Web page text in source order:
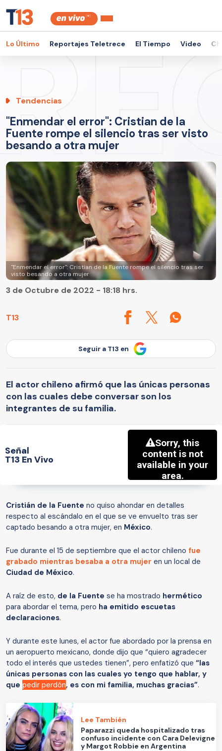
Lo Último Reportajes Teletrece El Tiempo Video
Tendencias
"Enmendar el error": Cristian de la
Fuente rompe el silencio tras ser visto
besando a otra mujer
"Enmendar el error": Cristian de la Fuente rompe el silencio tras ser
visto besando a otra mujer
T13
3 de Octubre de 2022 - 18:18 hrs.
Seguir a T13 en
El actor chileno afirmó que las únicas personas
con las cuales debe conversar son los
integrantes de su familia.
Señal
T13 En Vivo
Cristián de la Fuente no quiso ahondar en detalles
respecto al escándalo en el que se ve envuelto tras ser
captado besando a otra mujer, en México.
Fue durante el 15 de septiembre que el actor chileno fue
grabado mientras besaba a otra mujer en un local de
Ciudad de México.
A raíz de esto, de la Fuente se ha mostrado hermético
para abordar el tema, pero ha emitido escuetas
declaraciones.
Y durante este lunes, el actor fue abordado por la prensa en
un aeropuerto mexicano, donde dijo que “quiero agradecer
todo el interés que ustedes tienen”, pero enfatizó que “las
únicas personas con las cuales yo tengo que hablar, y
que pedir perdón, es con mi familia, muchas gracias”.
Lee También
Paparazzi queda hospitalizado tras
confuso incidente con Cara Delevigne
y Margot Robbie en Argentina